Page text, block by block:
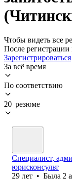
Чтобы видеть все
После
Зарегистрироваться
За всё время
По соответствию
20 резюме
Специалист,
юрисконсульт
29 лет • Была 2